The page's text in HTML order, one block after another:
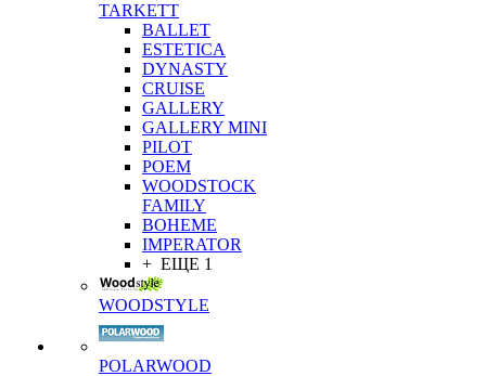
TARKETT
BALLET
ESTETICA
DYNASTY
CRUISE
GALLERY
GALLERY MINI
PILOT
POEM
WOODSTOCK
FAMILY
BOHEME
IMPERATOR
+ ЕЩЕ 1
WOODSTYLE
POLARWOOD